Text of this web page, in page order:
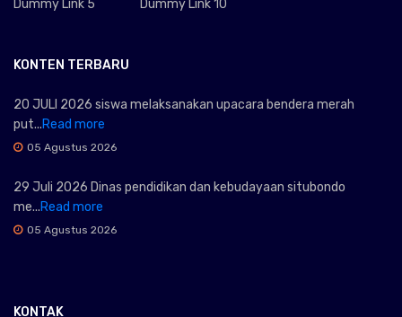
Dummy Link 5 Dummy Link 10
KONTEN TERBARU
20 JULI 2026 siswa melaksanakan upacara bendera merah
put...Read more
05 Agustus 2026
29 Juli 2026 Dinas pendidikan dan kebudayaan situbondo
me...Read more
05 Agustus 2026
KONTAK